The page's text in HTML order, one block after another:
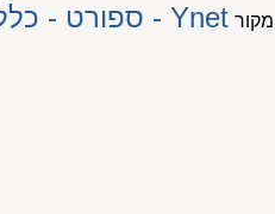
מקור Ynet - ספורט - כללי